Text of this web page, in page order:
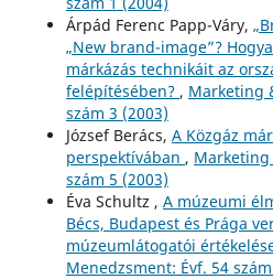
Árpád Ferenc Papp-Váry,
„New brand-image”?
márkázás technikáit az
felépítésében? , Marketing
szám 3 (2003)
József Berács, A Közgáz
perspektívában , Marketing
szám 5 (2003)
Éva Schultz , A múzeumi
Bécs, Budapest és Prága
múzeumlátogatói
Menedzsment: Évf. 54